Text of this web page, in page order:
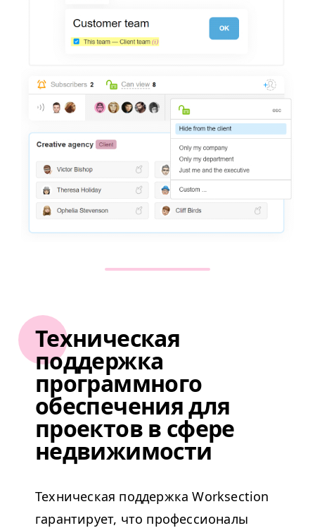
Техническая
поддержка
программного
обеспечения для
проектов в сфере
недвижимости
Техническая поддержка Work­sec­tion
гарантирует, что профессионалы